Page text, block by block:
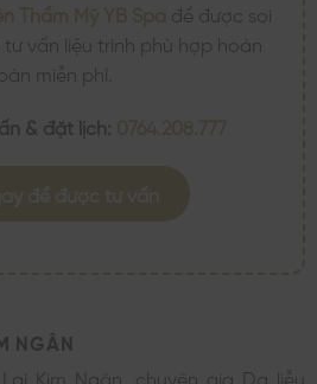
để được soi
vấn liệu trình phù hợp hoàn
miễn phí.
& đặt lịch:
NGÂN
Kim Ngân, chuyên gia Da liễu